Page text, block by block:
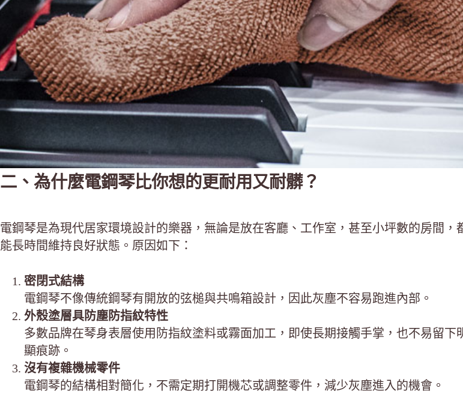
二、為什麼電鋼琴比你想的更耐用又耐髒？
電鋼琴是為現代居家環境設計的樂器，無論是放在客廳、工作室，甚至小坪數的房間，
能長時間維持良好狀態。原因如下：
密閉式結構
電鋼琴不像傳統鋼琴有開放的弦槌與共鳴箱設計，因此灰塵不容易跑進內部。
外殼塗層具防塵防指紋特性
多數品牌在琴身表層使用防指紋塗料或霧面加工，即使長期接觸手掌，也不易留下
顯痕跡。
沒有複雜機械零件
電鋼琴的結構相對簡化，不需定期打開機芯或調整零件，減少灰塵進入的機會。